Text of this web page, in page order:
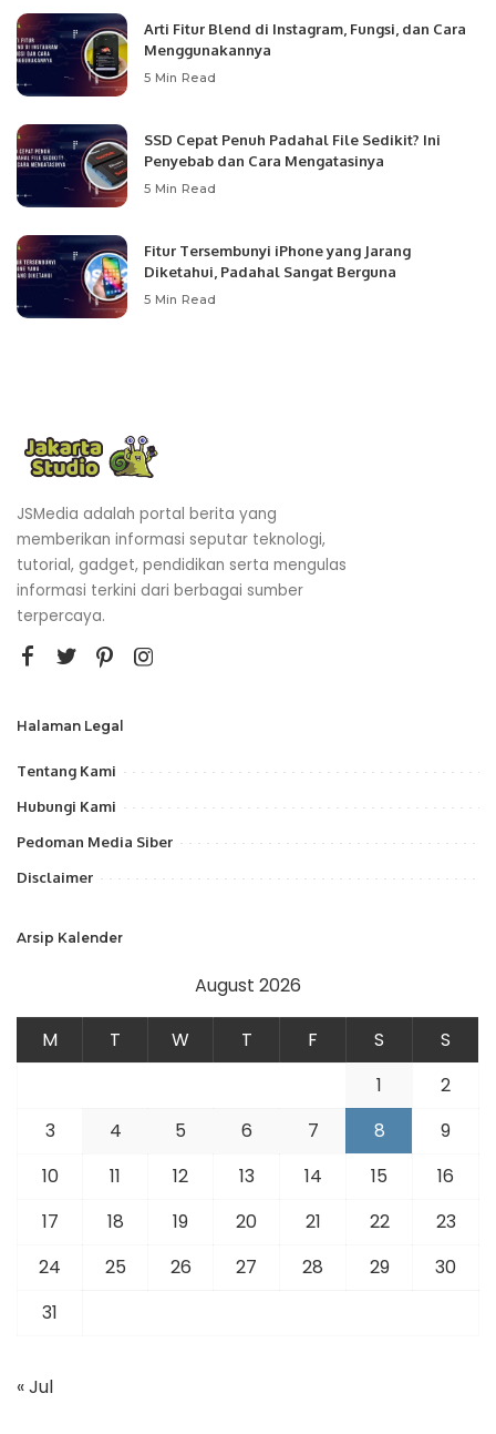
Arti Fitur Blend di Instagram, Fungsi, dan Cara
Menggunakannya
5 Min Read
SSD Cepat Penuh Padahal File Sedikit? Ini
Penyebab dan Cara Mengatasinya
5 Min Read
Fitur Tersembunyi iPhone yang Jarang
Diketahui, Padahal Sangat Berguna
5 Min Read
JSMedia adalah portal berita yang
memberikan informasi seputar teknologi,
tutorial, gadget, pendidikan serta mengulas
informasi terkini dari berbagai sumber
terpercaya.
Halaman Legal
Tentang Kami
Hubungi Kami
Pedoman Media Siber
Disclaimer
Arsip Kalender
August 2026
M T W T F S
S
1
2
3
4 5 6 7 8
9
10
11 12 13 14 15
16
17
18 19 20 21 22
23
24
25 26 27 28 29
30
31
« Jul